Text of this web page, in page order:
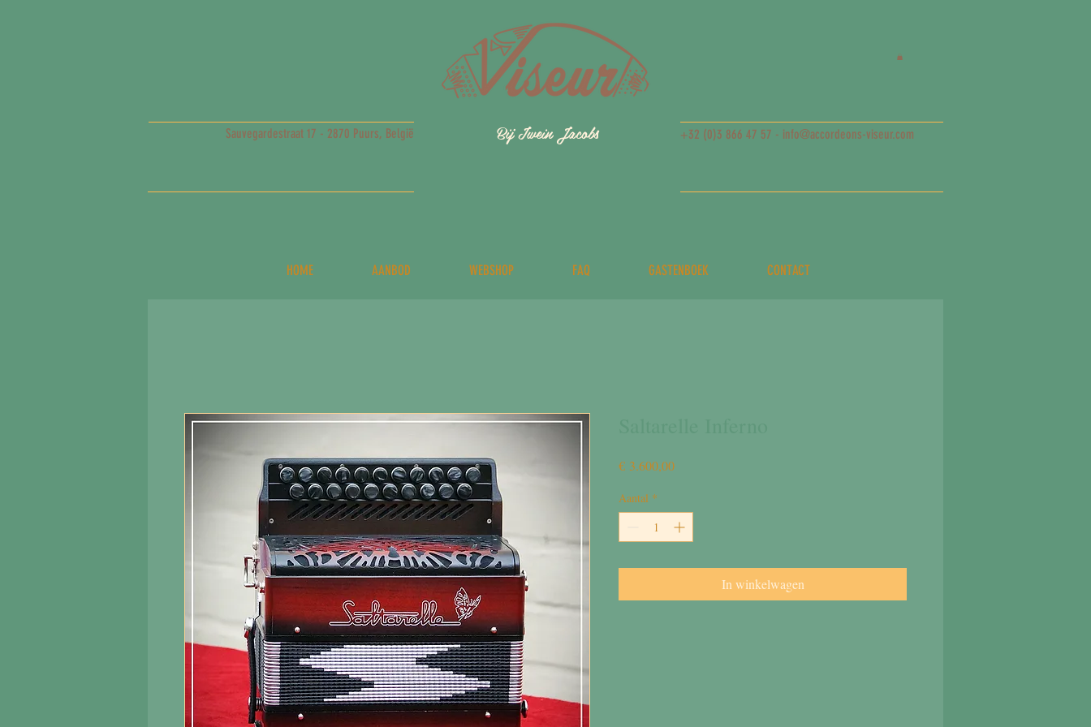
Sauvegardestraat 17 - 2870 Puurs, België Bij Iwein Jacobs +32 (0)3 866 47 57 - info@accordeons-viseur.com
HOME AANBOD WEBSHOP FAQ GASTENBOEK CONTACT
€ 3.600,00Prijs
Aantal *
In winkelwagen